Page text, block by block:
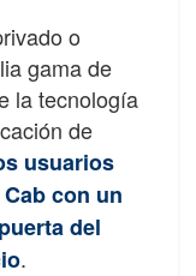
o
gama de
la tecnología
de
usuarios
con un
del
.